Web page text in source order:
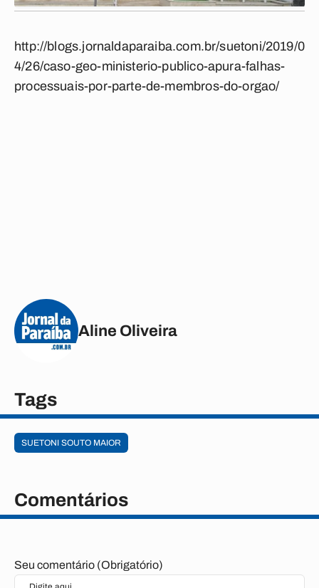
http://blogs.jornaldaparaiba.com.br/suetoni/2019/0
4/26/caso-geo-ministerio-publico-apura-falhas-
processuais-por-parte-de-membros-do-orgao/
Aline Oliveira
Tags
SUETONI SOUTO MAIOR
Comentários
Seu comentário (Obrigatório)